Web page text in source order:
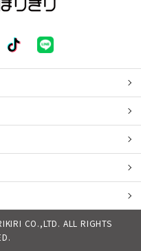
CO.,LTD. ALL RIGHTS